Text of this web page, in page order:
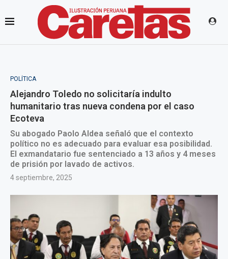
POLÍTICA
Alejandro Toledo no solicitaría indulto
humanitario tras nueva condena por el caso
Ecoteva
Su abogado Paolo Aldea señaló que el contexto
político no es adecuado para evaluar esa posibilidad.
El exmandatario fue sentenciado a 13 años y 4 meses
de prisión por lavado de activos.
4 septiembre, 2025